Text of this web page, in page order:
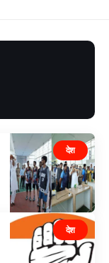
देश
देश